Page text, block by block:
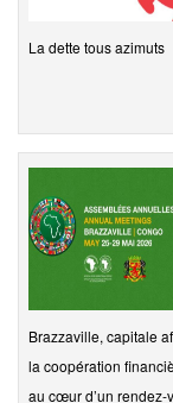
La dette tous azimuts
Brazzaville, capitale
la coopération
au cœur d’un rendez-